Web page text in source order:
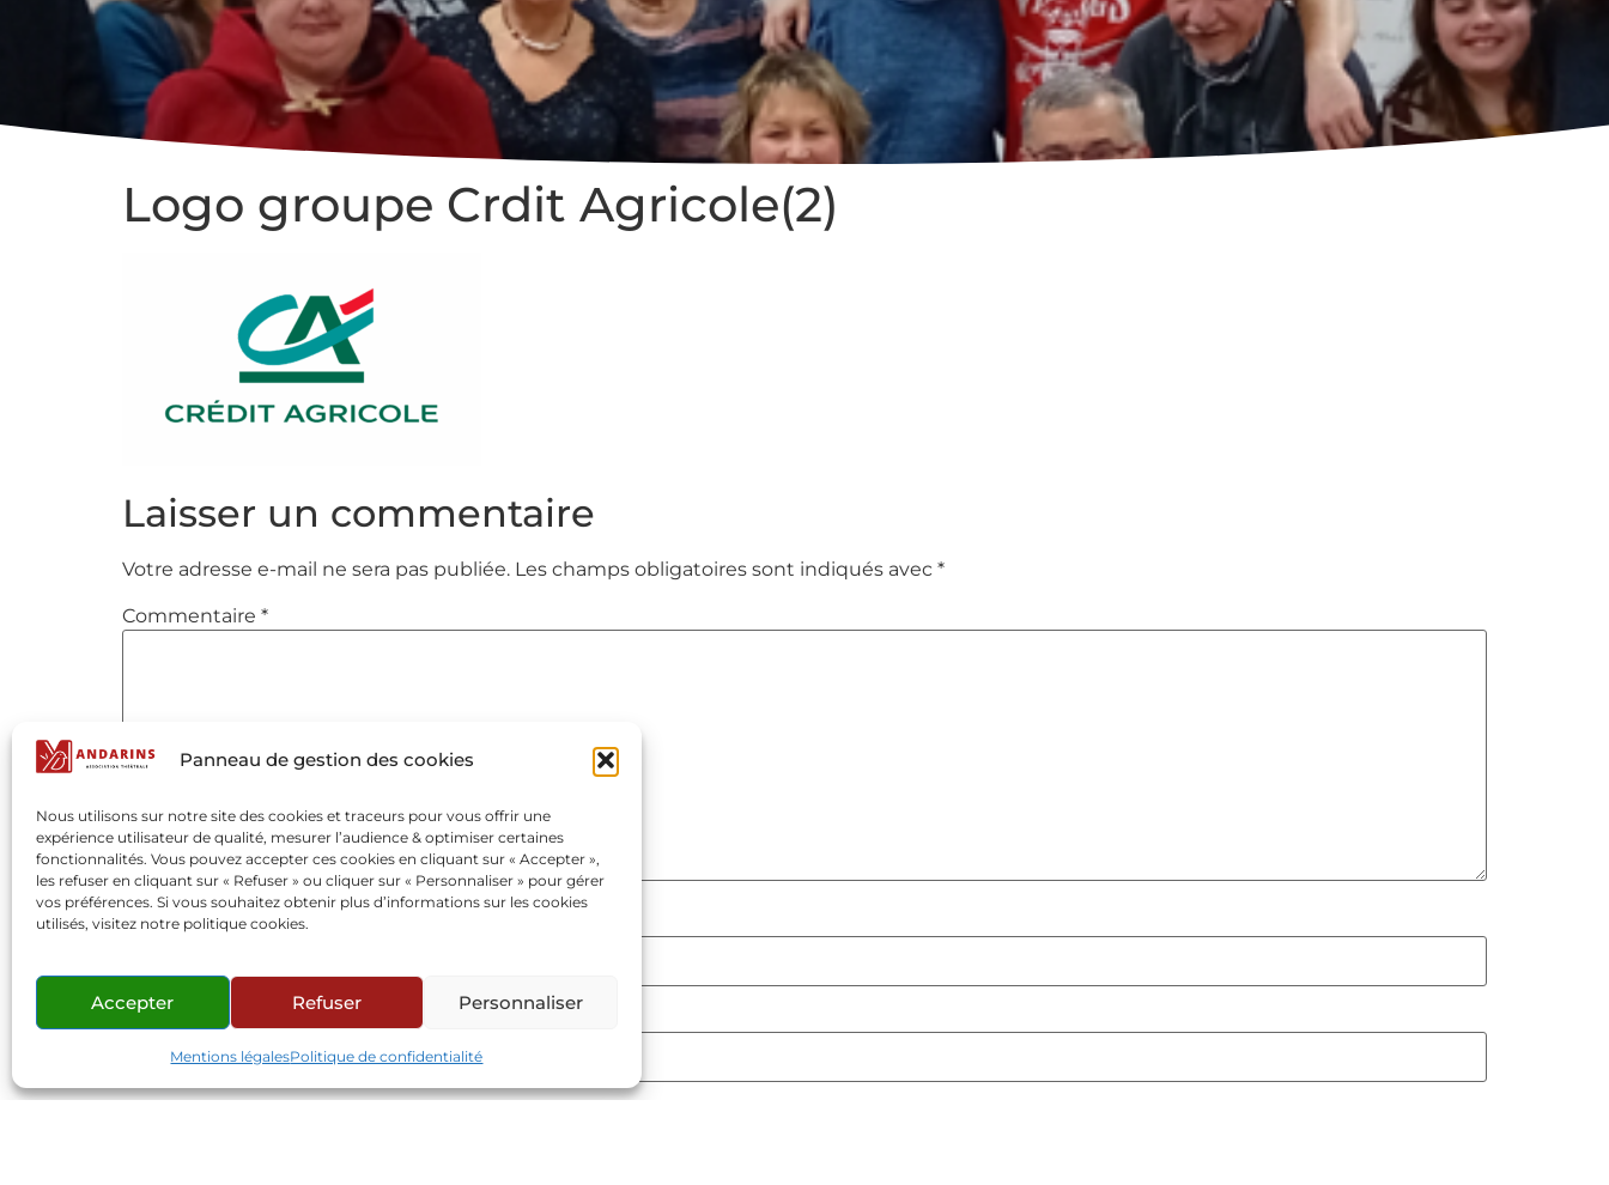
Panneau de gestion des cookies
Nous utilisons sur notre site des cookies et traceurs pour vous offrir une
expérience utilisateur de qualité, mesurer l’audience & optimiser certaines
fonctionnalités. Vous pouvez accepter ces cookies en cliquant sur « Accepter »,
les refuser en cliquant sur « Refuser » ou cliquer sur « Personnaliser » pour gérer
vos préférences. Si vous souhaitez obtenir plus d’informations sur les cookies
utilisés, visitez notre politique cookies.
Accepter Refuser Personnaliser
Mentions légalesPolitique de confidentialité
Logo groupe Crdit Agricole(2)
Laisser un commentaire
Votre adresse e-mail ne sera pas publiée. Les champs obligatoires sont indiqués avec *
Commentaire *
Nom*
E-mail